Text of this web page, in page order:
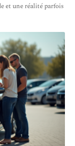
et une réalité parfois